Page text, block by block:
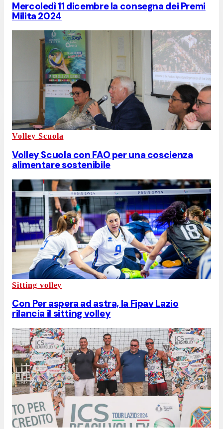
Mercoledì 11 dicembre la consegna dei Premi
Milita 2024
Volley Scuola
Volley Scuola con FAO per una coscienza
alimentare sostenibile
Sitting volley
Con Per aspera ad astra, la Fipav Lazio
rilancia il sitting volley